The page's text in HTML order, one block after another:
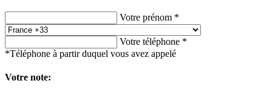
Votre prénom *
Votre téléphone *
*Téléphone à partir duquel vous avez appelé
Votre note: